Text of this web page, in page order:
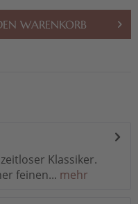
WARENKORB
Klassiker.
feinen... mehr